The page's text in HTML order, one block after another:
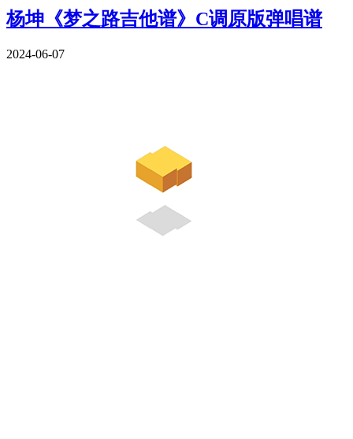
杨坤《梦之路吉他谱》C调原版弹唱谱
2024-06-07